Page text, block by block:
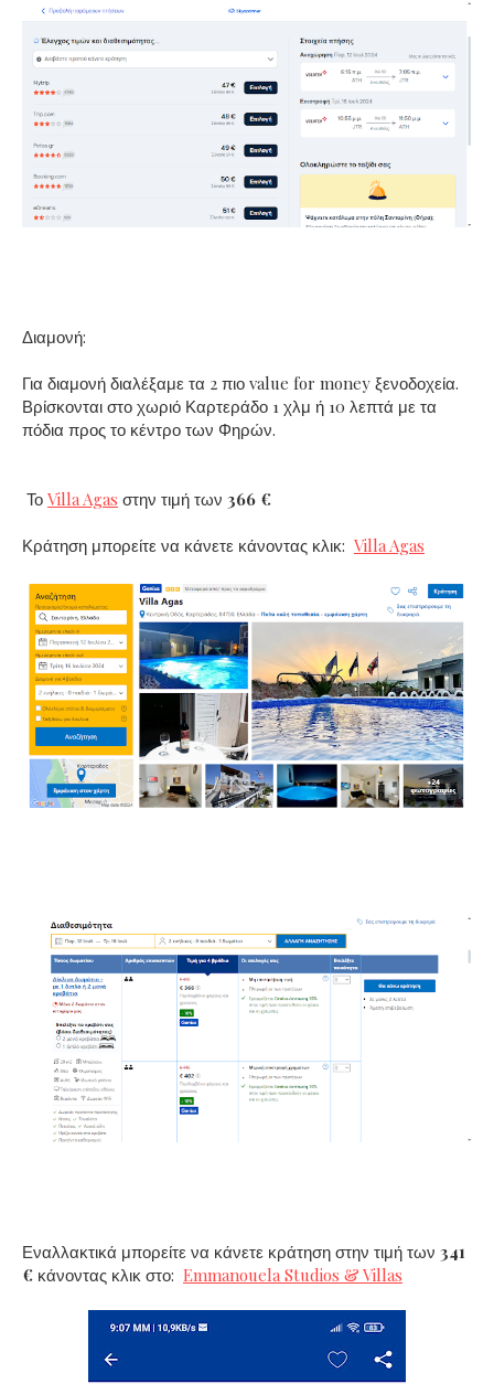
Διαμονή:
Για διαμονή διαλέξαμε τα 2 πιο value for money ξενοδοχεία.
Βρίσκονται στο χωριό Καρτεράδο 1 χλμ ή 10 λεπτά με τα
πόδια προς το κέντρο των Φηρών.
Το Villa Agas στην τιμή των 366 €
Κράτηση μπορείτε να κάνετε κάνοντας κλικ: Villa Agas
Εναλλακτικά μπορείτε να κάνετε κράτηση στην τιμή των 341
€ κάνοντας κλικ στο: Emmanouela Studios & Villas